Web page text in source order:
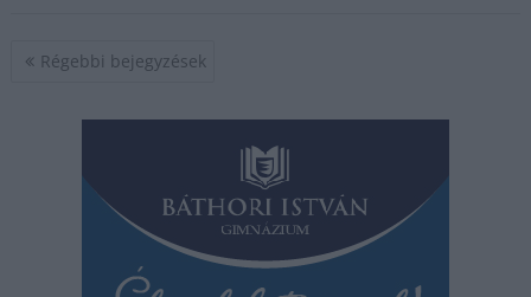
Bejegyzés
Régebbi bejegyzések